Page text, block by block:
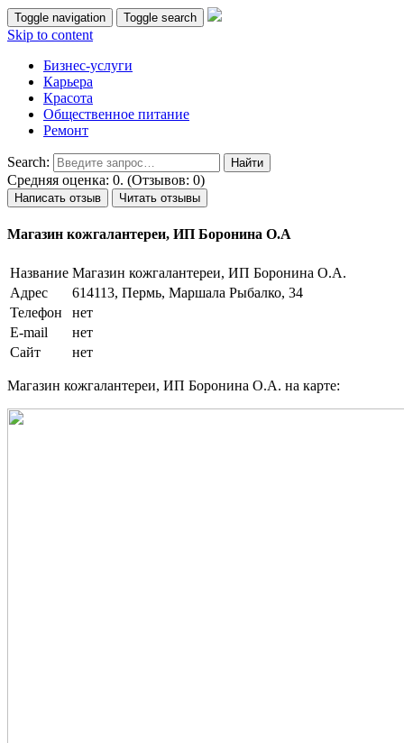
Toggle navigation Toggle search
Skip to content
Бизнес-услуги
Карьера
Красота
Общественное питание
Ремонт
Search:
Средняя оценка: 0. (Отзывов: 0)
Написать отзыв Читать отзывы
Магазин кожгалантереи, ИП Боронина О.А
Название Магазин кожгалантереи, ИП Боронина О.А.
Адрес
614113, Пермь, Маршала Рыбалко, 34
Телефон
нет
E-mail
нет
Сайт
нет
Магазин кожгалантереи, ИП Боронина О.А. на карте: